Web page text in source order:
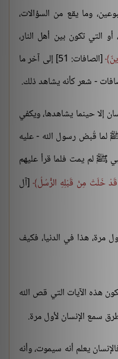
وما يقع من السؤالات،
التي تكون بين أهل النار،
[الصافات: 51] إلى آخر ما
- شعر كأنه يشاهد ذلك.
إلا حينما يشاهدها، ويكفي
لما قُبض رسول الله - عليه
ﷺ لم يمت فلما قرأ عليهم
خَلَتْ مِنْ قَبْلِهِ الرُّسُلُ [آل
مرة، هذا في الدنيا، فكيف
هذه الآيات التي قص الله
سمع الإنسان لأول مرة.
يعلم أنه سيموت، وأنه